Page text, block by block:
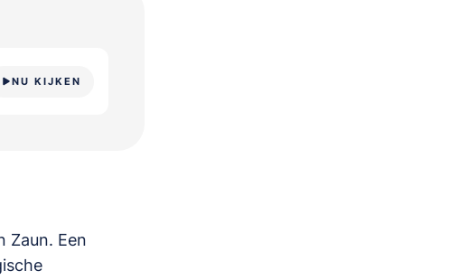
NU KIJKEN
Zaun. Een